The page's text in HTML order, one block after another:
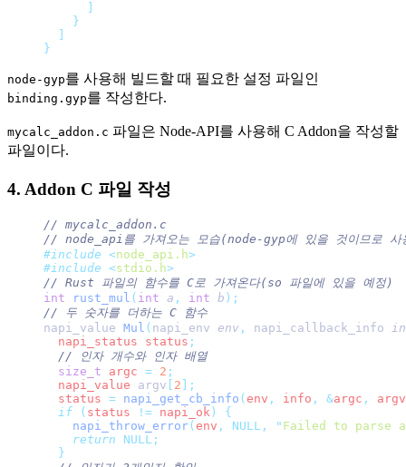
    }
}
node-gyp를 사용해 빌드할 때 필요한 설정 파일인
binding.gyp를 작성한다.
mycalc_addon.c 파일은 Node-API를 사용해 C Addon을 작성할
파일이다.
4. Addon C 파일 작성
// mycalc_addon.c
// node_api를 가져오는 모습(node-gyp에 있을 것이므로 사
#include <node_api.h>
#include <stdio.h>
// Rust 파일의 함수를 C로 가져온다(so 파일에 있을 예정)
int rust_mul ( int a , int b );
// 두 숫자를 더하는 C 함수
napi_value Mul ( napi_env env , napi_callback_info
  napi_status status
;
  // 인자 개수와 인자 배열
  size_t
argc = 2 ;
  napi_value
argv 2 ];
  status
= napi_get_cb_info ( env , info , &argc ,
argv
  if
( status != napi_ok )
{
    napi_throw_error
( env , NULL, " Failed to parse
    return
NULL;
  }